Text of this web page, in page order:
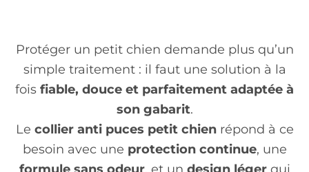
Protéger un petit chien demande plus qu’un
simple traitement : il faut une solution à la
fois fiable, douce et parfaitement adaptée à
son gabarit.
Le collier anti puces petit chienrépond à ce
besoin avec une protection continue, une